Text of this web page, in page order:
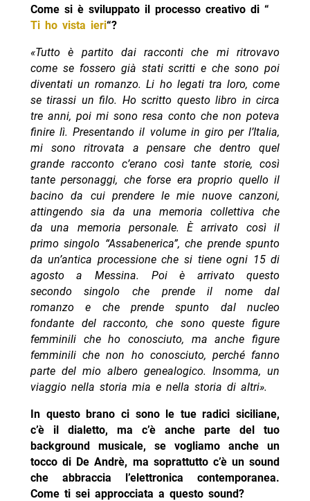
Come si è sviluppato il processo creativo di “
Ti ho vista ieri“?
«Tutto è partito dai racconti che mi ritrovavo
come se fossero già stati scritti e che sono poi
diventati un romanzo. Li ho legati tra loro, come
se tirassi un filo. Ho scritto questo libro in circa
tre anni, poi mi sono resa conto che non poteva
finire lì. Presentando il volume in giro per l’Italia,
mi sono ritrovata a pensare che dentro quel
grande racconto c’erano così tante storie, così
tante personaggi, che forse era proprio quello il
bacino da cui prendere le mie nuove canzoni,
attingendo sia da una memoria collettiva che
da una memoria personale. È arrivato così il
primo singolo “Assabenerica”, che prende spunto
da un’antica processione che si tiene ogni 15 di
agosto a Messina. Poi è arrivato questo
secondo singolo che prende il nome dal
romanzo e che prende spunto dal nucleo
fondante del racconto, che sono queste figure
femminili che ho conosciuto, ma anche figure
femminili che non ho conosciuto, perché fanno
parte del mio albero genealogico. Insomma, un
viaggio nella storia mia e nella storia di altri».
In questo brano ci sono le tue radici siciliane,
c’è il dialetto, ma c’è anche parte del tuo
background musicale, se vogliamo anche un
tocco di De Andrè, ma soprattutto c’è un sound
che abbraccia l’elettronica contemporanea.
Come ti sei approcciata a questo sound?